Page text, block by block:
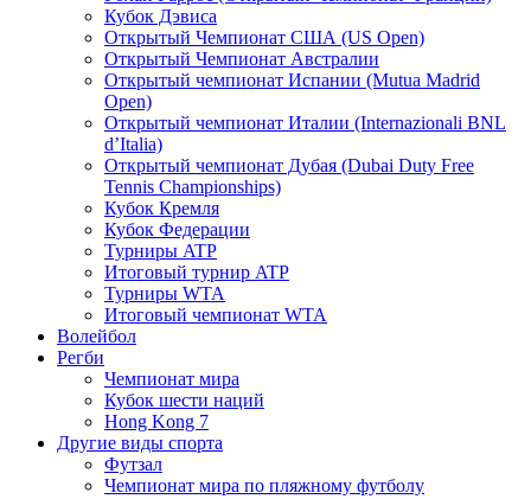
Кубок Дэвиса
Открытый Чемпионат США (US Open)
Открытый Чемпионат Австралии
Открытый чемпионат Испании (Mutua Madrid
Open)
Открытый чемпионат Италии (Internazionali BNL
d’Italia)
Открытый чемпионат Дубая (Dubai Duty Free
Tennis Championships)
Кубок Кремля
Кубок Федерации
Турниры ATP
Итоговый турнир ATP
Турниры WTA
Итоговый чемпионат WTA
Волейбол
Регби
Чемпионат мира
Кубок шести наций
Hong Kong 7
Другие виды спорта
Футзал
Чемпионат мира по пляжному футболу